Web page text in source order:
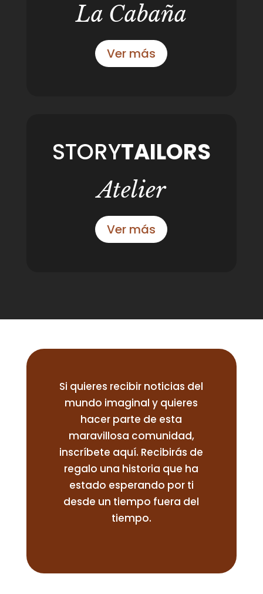
La Cabaña
Ver más
STORYTAILORS
Atelier
Ver más
Si quieres recibir noticias del
mundo imaginal y quieres
hacer parte de esta
maravillosa comunidad,
inscríbete aquí. Recibirás de
regalo una historia que ha
estado esperando por ti
desde un tiempo fuera del
tiempo.